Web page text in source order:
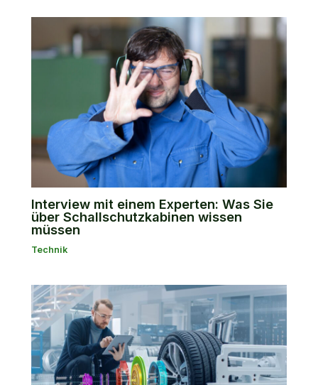
Interview mit einem Experten: Was Sie
über Schallschutzkabinen wissen
müssen
Technik